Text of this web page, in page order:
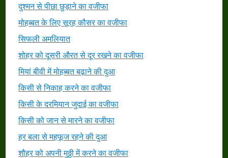
दुश्मन से पीछा छुड़ाने का वजीफा
मोहब्बत के लिए सूरह कौसर का वजीफा
सिफली अमलियात
शोहर को दूसरी औरत से दूर रखने का वजीफा
मियां बीवी में मोहब्बत बढ़ाने की दुआ
किसी से निकाह करने का वजीफा
किसी के दरमियान जुदाई का वजीफा
किसी को जान से मारने का वजीफा
हर बला से महफूज रहने की दुआ
शौहर को अपनी मुठ्ठी में करने का वजीफा